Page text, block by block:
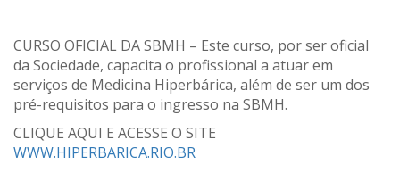
CURSO OFICIAL DA SBMH – Este curso, por ser oficial
da Sociedade, capacita o profissional a atuar em
serviços de Medicina Hiperbárica, além de ser um dos
pré-requisitos para o ingresso na SBMH.
CLIQUE AQUI E ACESSE O SITE
WWW.HIPERBARICA.RIO.BR